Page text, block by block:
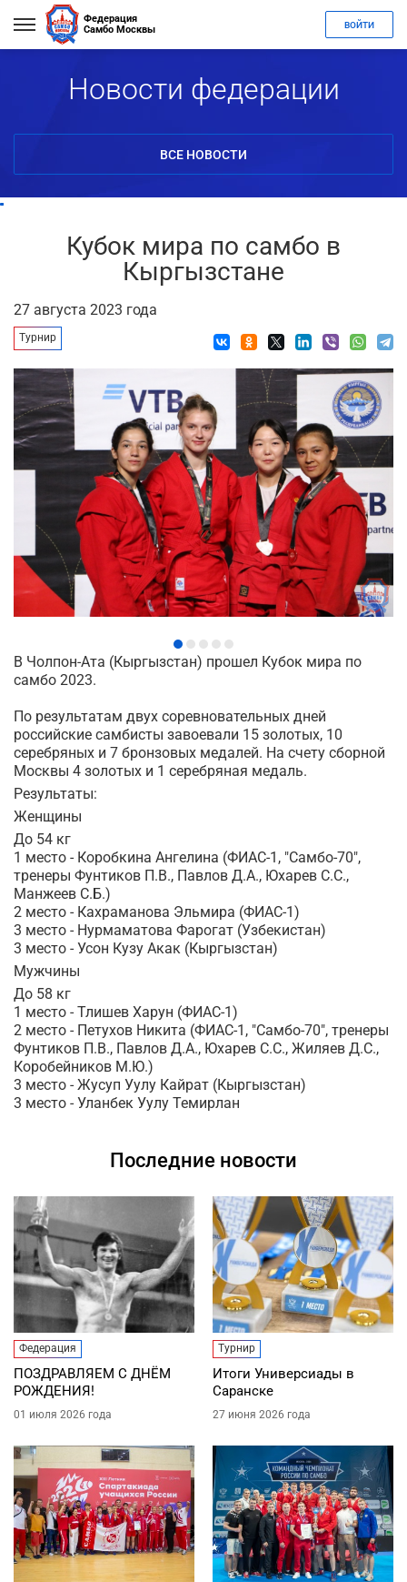
Федерация
Самбо Москвы
ВОЙТИ
Новости федерации
ВСЕ НОВОСТИ
Кубок мира по самбо в
Кыргызстане
27 августа 2023 года
Турнир
В Чолпон-Ата (Кыргызстан) прошел Кубок мира по
самбо 2023.
По результатам двух соревновательных дней
российские самбисты завоевали 15 золотых, 10
серебряных и 7 бронзовых медалей. На счету сборной
Москвы 4 золотых и 1 серебряная медаль.
Результаты:
Женщины
До 54 кг
1 место - Коробкина Ангелина (ФИАС-1, "Самбо-70",
тренеры Фунтиков П.В., Павлов Д.А., Юхарев С.С.,
Манжеев С.Б.)
2 место - Кахраманова Эльмира (ФИАС-1)
3 место - Нурмаматова Фарогат (Узбекистан)
3 место - Усон Кузу Акак (Кыргызстан)
Мужчины
До 58 кг
1 место - Тлишев Харун (ФИАС-1)
2 место - Петухов Никита (ФИАС-1, "Самбо-70", тренеры
Фунтиков П.В., Павлов Д.А., Юхарев С.С., Жиляев Д.С.,
Коробейников М.Ю.)
3 место - Жусуп Уулу Кайрат (Кыргызстан)
3 место - Уланбек Уулу Темирлан
Последние новости
Федерация
ПОЗДРАВЛЯЕМ С ДНЁМ
РОЖДЕНИЯ!
01 июля 2026 года
Турнир
Итоги Универсиады в
Саранске
27 июня 2026 года